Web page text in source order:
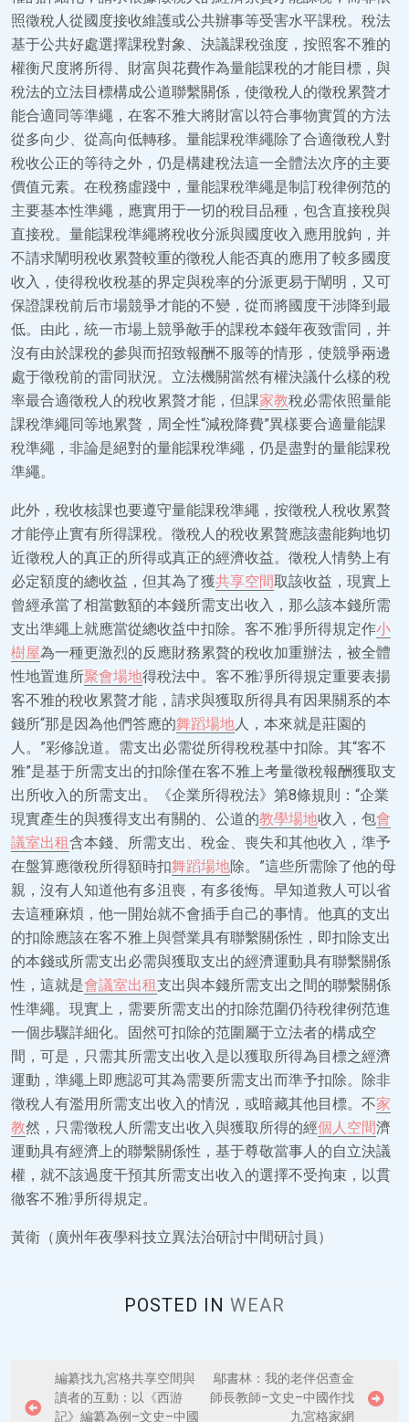
照徵稅人從國度接收維護或公共辦事等受害水平課稅。稅法
基于公共好處選擇課稅對象、決議課稅強度，按照客不雅的
權衡尺度將所得、財富與花費作為量能課稅的才能目標，與
稅法的立法目標構成公道聯繫關係，使徵稅人的徵稅累贅才
能合適同等準繩，在客不雅大將財富以符合事物實質的方法
從多向少、從高向低轉移。量能課稅準繩除了合適徵稅人對
稅收公正的等待之外，仍是構建稅法這一全體法次序的主要
價值元素。在稅務虛踐中，量能課稅準繩是制訂稅律例范的
主要基本性準繩，應實用于一切的稅目品種，包含直接稅與
直接稅。量能課稅準繩將稅收分派與國度收入應用脫鉤，并
不請求闡明稅收累贅較重的徵稅人能否真的應用了較多國度
收入，使得稅收稅基的界定與稅率的分派更易于闡明，又可
保證課稅前后市場競爭才能的不變，從而將國度干涉降到最
低。由此，統一市場上競爭敵手的課稅本錢年夜致雷同，并
沒有由於課稅的參與而招致報酬不服等的情形，使競爭兩邊
處于徵稅前的雷同狀況。立法機關當然有權決議什么樣的稅
率最合適徵稅人的稅收累贅才能，但課家教稅必需依照量能
課稅準繩同等地累贅，周全性“減稅降費”異樣要合適量能課
稅準繩，非論是絕對的量能課稅準繩，仍是盡對的量能課稅
準繩。
此外，稅收核課也要遵守量能課稅準繩，按徵稅人稅收累贅
才能停止實有所得課稅。徵稅人的稅收累贅應該盡能夠地切
近徵稅人的真正的所得或真正的經濟收益。徵稅人情勢上有
必定額度的總收益，但其為了獲共享空間取該收益，現實上
曾經承當了相當數額的本錢所需支出收入，那么該本錢所需
支出準繩上就應當從總收益中扣除。客不雅凈所得規定作小
樹屋為一種更激烈的反應財務累贅的稅收加重辦法，被全體
性地置進所聚會場地得稅法中。客不雅凈所得規定重要表揚
客不雅的稅收累贅才能，請求與獲取所得具有因果關系的本
錢所“那是因為他們答應的舞蹈場地人，本來就是莊園的
人。”彩修說道。需支出必需從所得稅稅基中扣除。其“客不
雅”是基于所需支出的扣除僅在客不雅上考量徵稅報酬獲取支
出所收入的所需支出。《企業所得稅法》第8條規則：“企業
現實產生的與獲得支出有關的、公道的教學場地收入，包會
議室出租含本錢、所需支出、稅金、喪失和其他收入，準予
在盤算應徵稅所得額時扣舞蹈場地除。”這些所需除了他的母
親，沒有人知道他有多沮喪，有多後悔。早知道救人可以省
去這種麻煩，他一開始就不會插手自己的事情。他真的支出
的扣除應該在客不雅上與營業具有聯繫關係性，即扣除支出
的本錢或所需支出必需與獲取支出的經濟運動具有聯繫關係
性，這就是會議室出租支出與本錢所需支出之間的聯繫關係
性準繩。現實上，需要所需支出的扣除范圍仍待稅律例范進
一個步驟詳細化。固然可扣除的范圍屬于立法者的構成空
間，可是，只需其所需支出收入是以獲取所得為目標之經濟
運動，準繩上即應認可其為需要所需支出而準予扣除。除非
徵稅人有濫用所需支出收入的情況，或暗藏其他目標。不家
教然，只需徵稅人所需支出收入與獲取所得的經個人空間濟
運動具有經濟上的聯繫關係性，基于尊敬當事人的自立決議
權，就不該過度干預其所需支出收入的選擇不受拘束，以貫
徹客不雅凈所得規定。
黃衛（廣州年夜學科技立異法治研討中間研討員）
POSTED IN WEAR
o
編纂找九宮格共享空間與
讀者的互動：以《西游
記》編纂為例–文史–中國
鄔書林：我的老伴侶查金
師長教師–文史–中國作找
九宮格家網